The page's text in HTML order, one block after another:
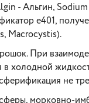
- Альгин,
e401,
Macrocystis).
При
в холодной
не